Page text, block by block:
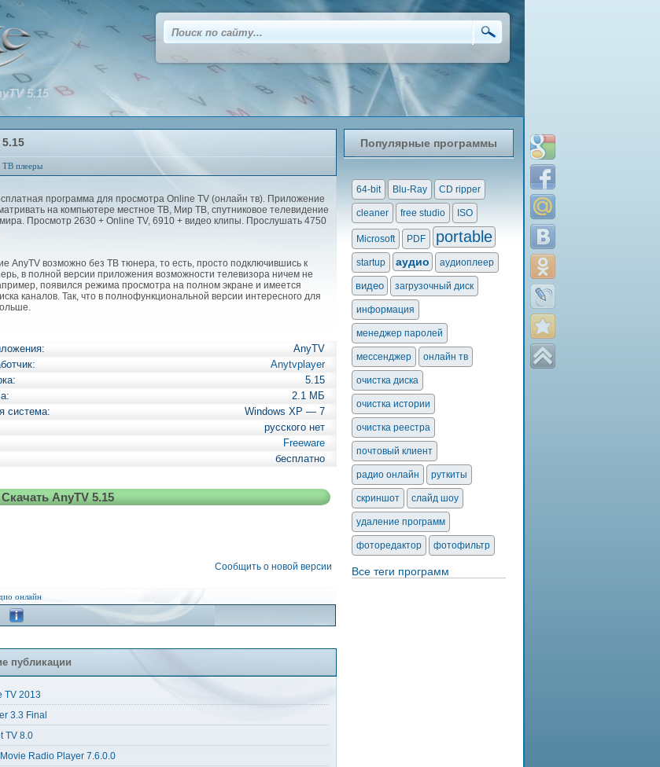
ТВ плееры
5.15
программа для просмотра Online TV (онлайн тв). Приложение
на компьютере местное ТВ, Мир ТВ, спутниковое телевидение
мира. Просмотр 2630 + Online TV, 6910 + видео клипы. Прослушать 4750
AnyTV возможно без ТВ тюнера, то есть, просто подключившись к
в полной версии приложения возможности телевизора ничем не
появился режима просмотра на полном экране и имеется
каналов. Так, что в полнофункциональной версии интересного для
AnyTV
Anytvplayer
5.15
2.1 МБ
система:
Windows XP — 7
русского нет
Freeware
бесплатно
Скачать AnyTV 5.15
Сообщить о новой версии
онлайн
публикации
TV 2013
3.3 Final
TV 8.0
Radio Player 7.6.0.0
Популярные программы
64-bit Blu-Ray CD ripper
cleaner free studio ISO
Microsoft PDF portable
startup аудио аудиоплеер
видео загрузочный диск
информация
менеджер паролей
мессенджер онлайн тв
очистка диска
очистка истории
очистка реестра
почтовый клиент
радио онлайн руткиты
скриншот слайд шоу
удаление программ
фоторедактор фотофильтр
Все теги программ